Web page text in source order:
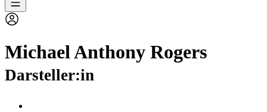
Michael Anthony Rogers
Darsteller:in